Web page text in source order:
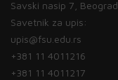
Savski nasip 7, Beograd
Savetnik za upis:
upis@fsu.edu.rs
+381 11 4011216
+381 11 4011217